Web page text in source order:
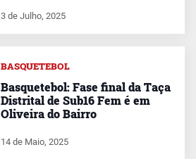
3 de Julho, 2025
BASQUETEBOL
Basquetebol: Fase final da Taça
Distrital de Sub16 Fem é em
Oliveira do Bairro
14 de Maio, 2025